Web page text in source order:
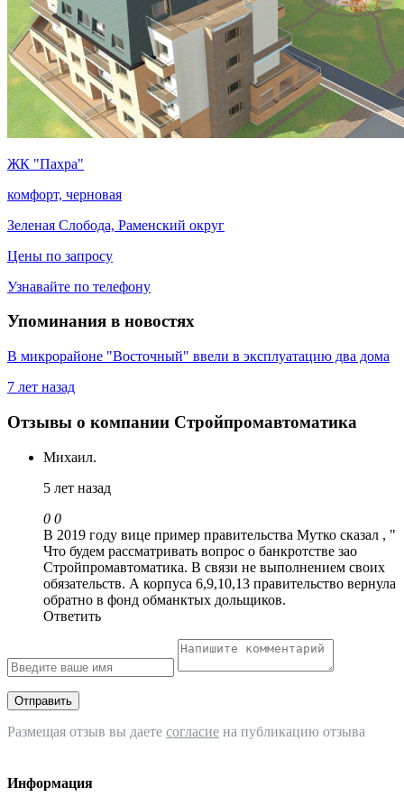
ЖК "Пахра"
комфорт, черновая
Зеленая Слобода, Раменский округ
Цены по запросу
Узнавайте по телефону
Упоминания в новостях
В микрорайоне "Восточный" ввели в эксплуатацию два дома
7 лет назад
Отзывы о компании Стройпромавтоматика
Михаил.
5 лет назад
0 0
В 2019 году вице пример правительства Мутко сказал , "
Что будем рассматривать вопрос о банкротстве зао
Стройпромавтоматика. В связи не выполнением своих
обязательств. А корпуса 6,9,10,13 правительство вернула
обратно в фонд обманктых дольщиков.
Ответить
Отправить
Размещая отзыв вы даете согласие на публикацию отзыва
Информация